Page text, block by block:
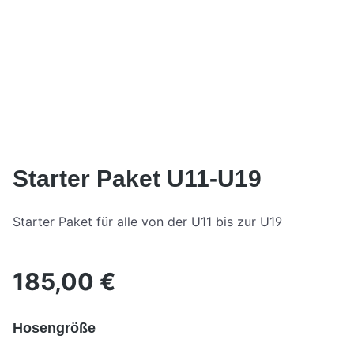
Starter Paket U11-U19
Starter Paket für alle von der U11 bis zur U19
Regulärer Preis:
185,00 €
Hosengrößeauswählen